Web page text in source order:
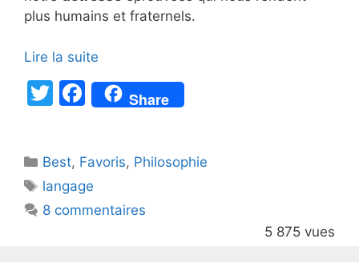
plus humains et fraternels.
Lire la suite
T
er
F
a
e
b
o
Share
Catégories
Best, Favoris, Philosophie
Étiquettes
langage
8 commentaires
5 875 vues